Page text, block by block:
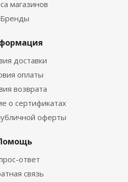
магазинов
Бренды
доставки
оплаты
возврата
о сертификатах
оферты
ответ
связь